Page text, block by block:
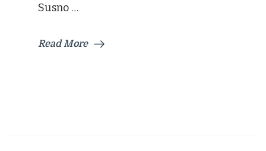
Susno …
Read More